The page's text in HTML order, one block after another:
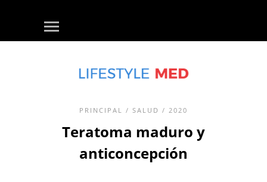
PRINCIPAL / SALUD / 2020
Teratoma maduro y
anticoncepción